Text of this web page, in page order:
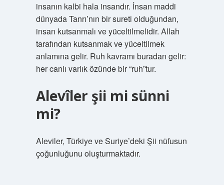
insanın kalbi hala insandır. İnsan maddi
dünyada Tanrı’nın bir sureti olduğundan,
insan kutsanmalı ve yüceltilmelidir. Allah
tarafından kutsanmak ve yüceltilmek
anlamına gelir. Ruh kavramı buradan gelir:
her canlı varlık özünde bir “ruh”tur.
Alevîler şii mi sünni
mi?
Aleviler, Türkiye ve Suriye’deki Şii nüfusun
çoğunluğunu oluşturmaktadır.